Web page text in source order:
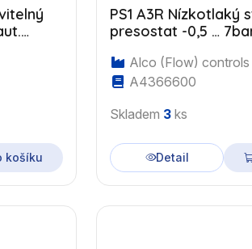
košíku
PS1 A3R Nízkotlaký
presostat -0,5 …
Alco (Flow) controls
A4366600
Skladem 3 ks
Detail